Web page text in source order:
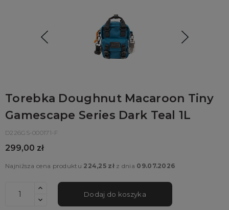
Torebka Doughnut Macaroon Tiny
Gamescape Series Dark Teal 1L
D226GS-000171-F
299,00 zł
Najniższa cena produktu 224,25 złz dnia 09.07.2026
Dodaj do koszyka